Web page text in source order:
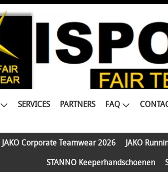
SERVICES PARTNERS FAQ
JAKO Corporate Teamwear 2026 JAKO
STANNO Keeperhandschoenen